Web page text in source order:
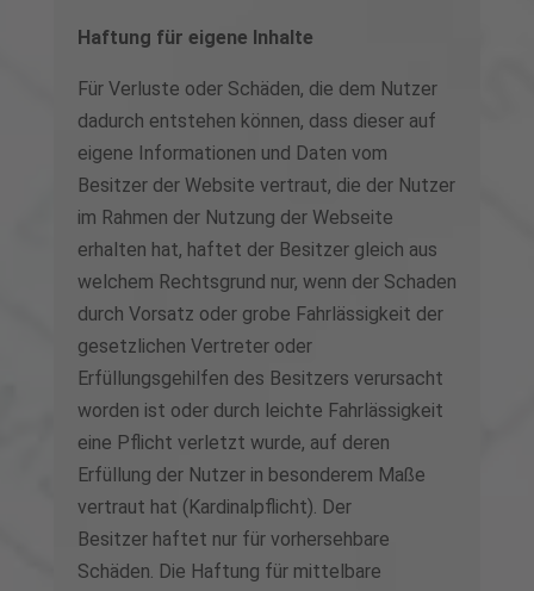
Haftung für eigene Inhalte
Für Verluste oder Schäden, die dem Nutzer
dadurch entstehen können, dass dieser auf
eigene Informationen und Daten vom
Besitzer der Website vertraut, die der Nutzer
im Rahmen der Nutzung der Webseite
erhalten hat, haftet der Besitzer gleich aus
welchem Rechtsgrund nur, wenn der Schaden
durch Vorsatz oder grobe Fahrlässigkeit der
gesetzlichen Vertreter oder
Erfüllungsgehilfen des Besitzers verursacht
worden ist oder durch leichte Fahrlässigkeit
eine Pflicht verletzt wurde, auf deren
Erfüllung der Nutzer in besonderem Maße
vertraut hat (Kardinalpflicht). Der
Besitzer haftet nur für vorhersehbare
Schäden. Die Haftung für mittelbare